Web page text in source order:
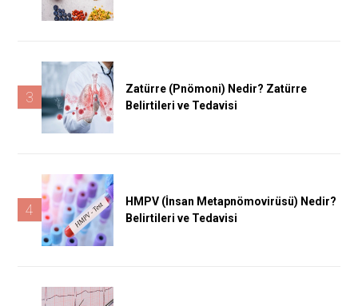
3
Zatürre (Pnömoni) Nedir? Zatürre
Belirtileri ve Tedavisi
4
HMPV (İnsan Metapnömovirüsü) Nedir?
Belirtileri ve Tedavisi